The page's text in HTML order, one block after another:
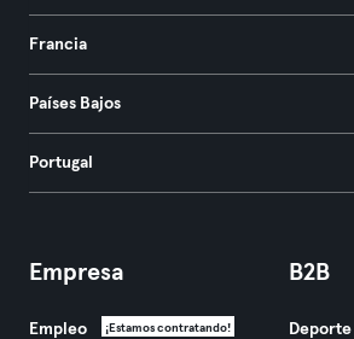
Francia
Países Bajos
Portugal
Empresa
Empleo ¡Estamos contratando!
B2B